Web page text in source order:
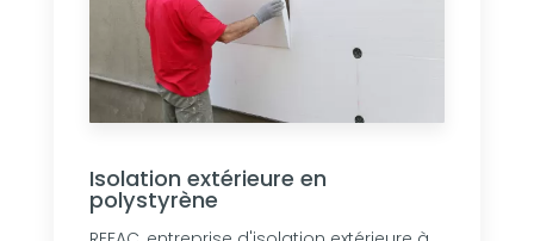
Isolation extérieure en
polystyrène